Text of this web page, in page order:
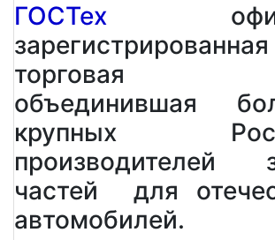
ГОСТех
зарегистрированная
торговая
объединившая
крупных
производителей
частей для
автомобилей.